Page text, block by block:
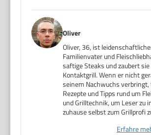
Oliver
Oliver, 36, ist
Familienvater und
saftige Steaks und zaubert
Kontaktgrill. Wenn er nicht
seinem Nachwuchs
Rezepte und Tipps rund um
und Grilltechnik, um Leser zu
zuhause selbst zum Grillprofi
Erfahre